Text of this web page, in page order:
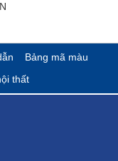
Bảng mã màu
thất